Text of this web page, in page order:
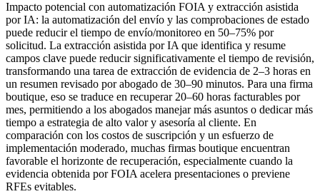
Impacto potencial con automatización FOIA y extracción asistida
por IA: la automatización del envío y las comprobaciones de estado
puede reducir el tiempo de envío/monitoreo en 50–75% por
solicitud. La extracción asistida por IA que identifica y resume
campos clave puede reducir significativamente el tiempo de revisión,
transformando una tarea de extracción de evidencia de 2–3 horas en
un resumen revisado por abogado de 30–90 minutos. Para una firma
boutique, eso se traduce en recuperar 20–60 horas facturables por
mes, permitiendo a los abogados manejar más asuntos o dedicar más
tiempo a estrategia de alto valor y asesoría al cliente. En
comparación con los costos de suscripción y un esfuerzo de
implementación moderado, muchas firmas boutique encuentran
favorable el horizonte de recuperación, especialmente cuando la
evidencia obtenida por FOIA acelera presentaciones o previene
RFEs evitables.